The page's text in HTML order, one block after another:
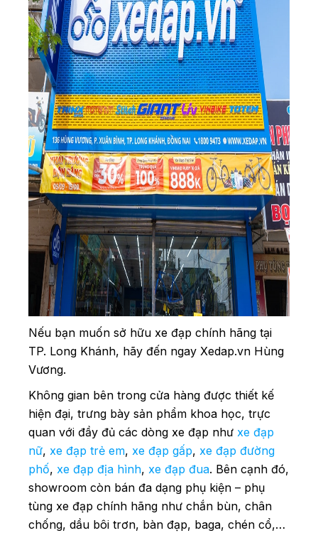
Nếu bạn muốn sở hữu xe đạp chính hãng tại
TP. Long Khánh, hãy đến ngay Xedap.vn Hùng
Vương.
Không gian bên trong cửa hàng được thiết kế
hiện đại, trưng bày sản phẩm khoa học, trực
quan với đầy đủ các dòng xe đạp như xe đạp
nữ, xe đạp trẻ em, xe đạp gấp, xe đạp đường
phố, xe đạp địa hình, xe đạp đua. Bên cạnh đó,
showroom còn bán đa dạng phụ kiện – phụ
tùng xe đạp chính hãng như chắn bùn, chân
chống, dầu bôi trơn, bàn đạp, baga, chén cổ,…